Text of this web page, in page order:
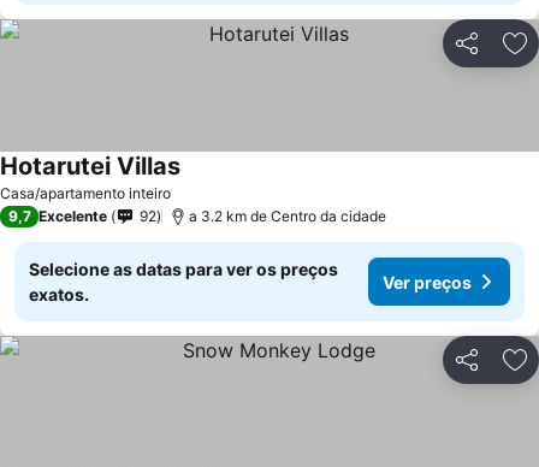
Partilhar
Casa/apartamento inteiro
Hotarutei Villas
9,7 Excelente 92 a 3.2 km de Centro da cidade
Selecione as datas para ver os preços
exatos.
Ver preços
Partilhar